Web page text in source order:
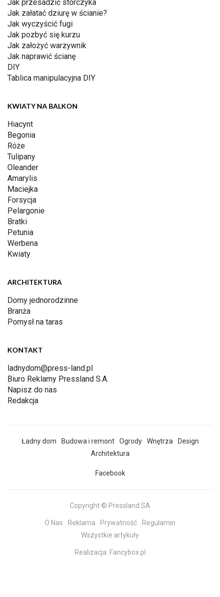
Jak przesadzić storczyka
Jak załatać dziurę w ścianie?
Jak wyczyścić fugi
Jak pozbyć się kurzu
Jak założyć warzywnik
Jak naprawić ścianę
DIY
Tablica manipulacyjna DIY
KWIATY NA BALKON
Hiacynt
Begonia
Róże
Tulipany
Oleander
Amarylis
Maciejka
Forsycja
Pelargonie
Bratki
Petunia
Werbena
Kwiaty
ARCHITEKTURA
Domy jednorodzinne
Branża
Pomysł na taras
KONTAKT
ladnydom@press-land.pl
Biuro Reklamy Pressland S.A.
Napisz do nas
Redakcja
Ładny dom Budowa i remont Ogrody Wnętrza
Design
Architektura
Facebook
Copyright © Pressland SA
O Nas Reklama Prywatność
Regulamin
Wszystkie artykuły
Realizacja: Fancybox.pl